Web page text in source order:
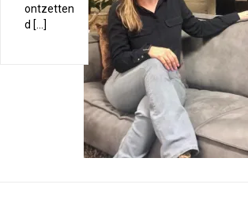
ontzetten
d […]